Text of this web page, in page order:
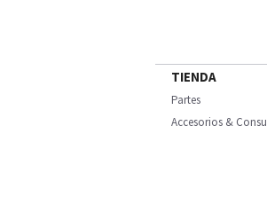
TIENDA
Partes
Accesorios &